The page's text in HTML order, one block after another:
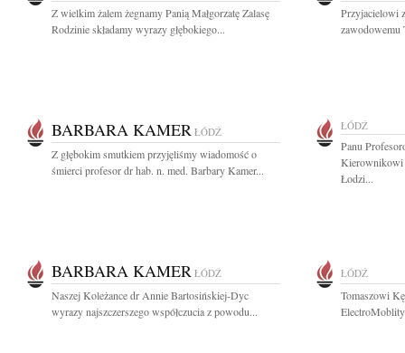
Z wielkim żalem żegnamy Panią Małgorzatę Zalasę
Rodzinie składamy wyrazy głębokiego...
Przyjacielowi
zawodowemu
BARBARA KAMER ŁÓDŹ
Z głębokim smutkiem przyjęliśmy wiadomość o
śmierci profesor dr hab. n. med. Barbary Kamer...
ŁÓDŹ
Panu
Łodzi...
BARBARA KAMER ŁÓDŹ
Naszej Koleżance dr Annie Bartosińskiej-Dyc
wyrazy najszczerszego współczucia z powodu...
ŁÓDŹ
Tomaszowi